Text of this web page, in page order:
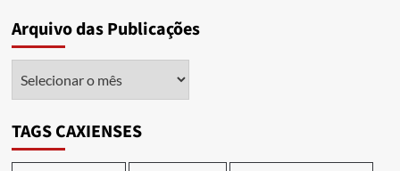
Arquivo das Publicações
TAGS CAXIENSES